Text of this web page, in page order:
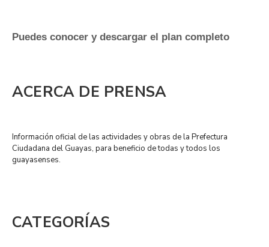
Puedes conocer y descargar el plan completo
ACERCA DE PRENSA
Información oficial de las actividades y obras de la Prefectura
Ciudadana del Guayas, para beneficio de todas y todos los
guayasenses.
CATEGORÍAS